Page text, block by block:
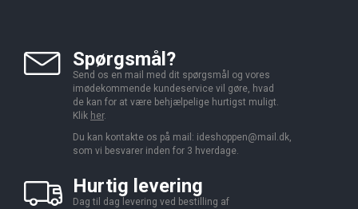
Spørgsmål?
Send os en mail med dit spørgsmål og vores
imødekommende kundeservice vil gøre, hvad
de kan for at være behjælpelige hurtigst muligt.
Klik her.
Du kan kontakte os på mail: ideshoppen@mail.dk,
som vi besvarer inden for 3 hverdage.
Hurtig levering
Dag til dag levering ved bestilling af